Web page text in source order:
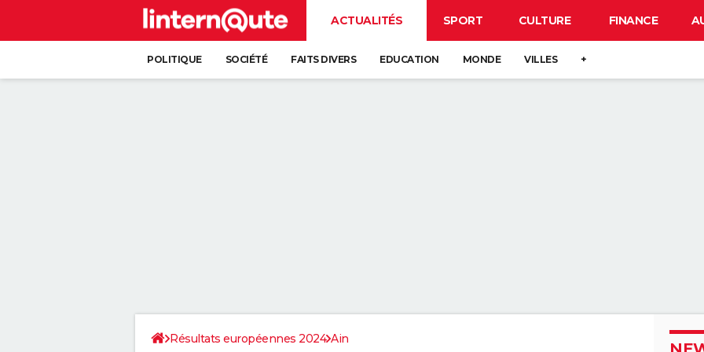
ACTUALITÉS SPORT CULTURE FINANCE
POLITIQUE SOCIÉTÉ FAITS DIVERS EDUCATION MONDE VILLES +
Résultats européennes 2024 Ain